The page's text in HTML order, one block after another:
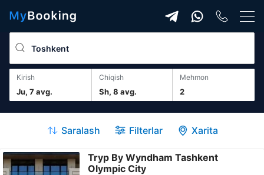
Kirish
Ju, 7 avg.
Chiqish
Sh, 8 avg. 2
mehmon
Saralash Filterlar Xarita
Tryp By Wyndham Tashkent
Olympic City